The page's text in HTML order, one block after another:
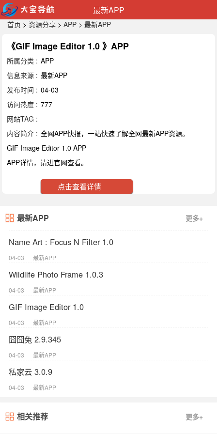
最新APP
首页 > 资源分享 > APP > 最新APP
《GIF Image Editor 1.0 》APP
所属分类 : APP
信息来源 : 最新APP
发布时间 : 04-03
访问热度 : 777
网站TAG :
内容简介 : 全网APP快报，一站快速了解全网最新APP资源。
GIF Image Editor 1.0 APP
APP详情，请进官网查看。
点击查看详情
最新APP 更多+
Name Art : Focus N Filter 1.0
04-03 最新APP
Wildlife Photo Frame 1.0.3
04-03 最新APP
GIF Image Editor 1.0
04-03 最新APP
囧囧兔 2.9.345
04-03 最新APP
私家云 3.0.9
04-03 最新APP
相关推荐 更多+